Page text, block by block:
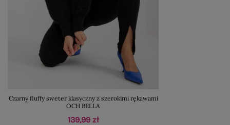
Czarny fluffy sweter klasyczny z szerokimi rękawami
OCH BELLA
139,99 zł